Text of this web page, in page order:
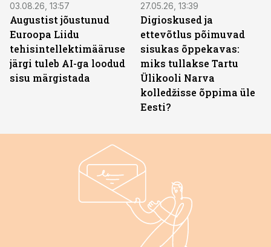
03.08.26, 13:57
Augustist jõustunud
Euroopa Liidu
tehisintellektimääruse
järgi tuleb AI-ga loodud
sisu märgistada
27.05.26, 13:39
Digioskused ja
ettevõtlus põimuvad
sisukas õppekavas:
miks tullakse Tartu
Ülikooli Narva
kolledžisse õppima üle
Eesti?